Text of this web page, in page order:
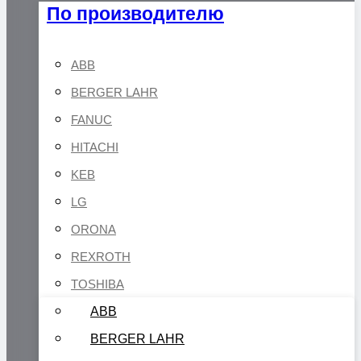
По производителю
ABB
BERGER LAHR
FANUC
HITACHI
KEB
LG
ORONA
REXROTH
TOSHIBA
ABB
BERGER LAHR